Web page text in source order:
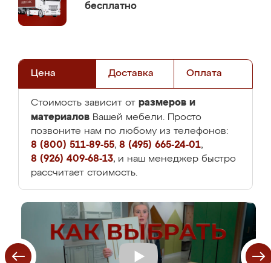
бесплатно
Цена Доставка Оплата
Стоимость зависит от размеров и
материалов Вашей мебели. Просто
позвоните нам по любому из телефонов:
8 (800) 511-89-55, 8 (495) 665-24-01,
8 (926) 409-68-13, и наш менеджер быстро
рассчитает стоимость.